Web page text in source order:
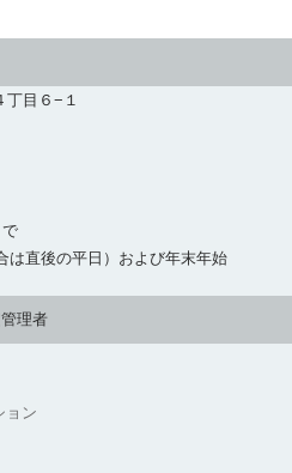
目６−１
は直後の平日）および年末年始
理者
ョン